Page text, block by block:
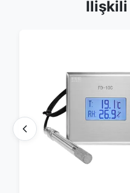
İlişkili